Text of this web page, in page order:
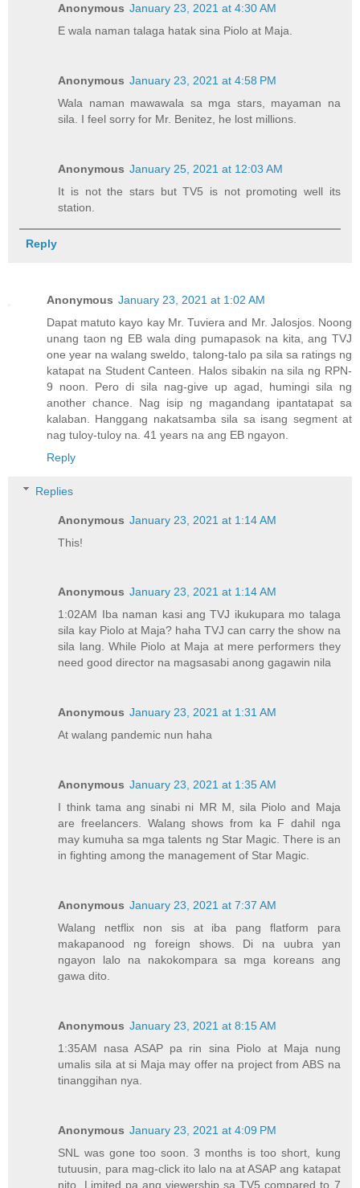
Anonymous January 23, 2021 at 4:30 AM
E wala naman talaga hatak sina Piolo at Maja.
Anonymous January 23, 2021 at 4:58 PM
Wala naman mawawala sa mga stars, mayaman na
sila. I feel sorry for Mr. Benitez, he lost millions.
Anonymous January 25, 2021 at 12:03 AM
It is not the stars but TV5 is not promoting well its
station.
Reply
Anonymous January 23, 2021 at 1:02 AM
Dapat matuto kayo kay Mr. Tuviera and Mr. Jalosjos. Noong
unang taon ng EB wala ding pumapasok na kita, ang TVJ
one year na walang sweldo, talong-talo pa sila sa ratings ng
katapat na Student Canteen. Halos sibakin na sila ng RPN-
9 noon. Pero di sila nag-give up agad, humingi sila ng
another chance. Nag isip ng magandang ipantatapat sa
kalaban. Hanggang nakatsamba sila sa isang segment at
nag tuloy-tuloy na. 41 years na ang EB ngayon.
Reply
Replies
Anonymous January 23, 2021 at 1:14 AM
This!
Anonymous January 23, 2021 at 1:14 AM
1:02AM Iba naman kasi ang TVJ ikukupara mo talaga
sila kay Piolo at Maja? haha TVJ can carry the show na
sila lang. While Piolo at Maja at mere performers they
need good director na magsasabi anong gagawin nila
Anonymous January 23, 2021 at 1:31 AM
At walang pandemic nun haha
Anonymous January 23, 2021 at 1:35 AM
I think tama ang sinabi ni MR M, sila Piolo and Maja
are freelancers. Walang shows from ka F dahil nga
may kumuha sa mga talents ng Star Magic. There is an
in fighting among the management of Star Magic.
Anonymous January 23, 2021 at 7:37 AM
Walang netflix non sis at iba pang flatform para
makapanood ng foreign shows. Di na uubra yan
ngayon lalo na nakokompara sa mga koreans ang
gawa dito.
Anonymous January 23, 2021 at 8:15 AM
1:35AM nasa ASAP pa rin sina Piolo at Maja nung
umalis sila at si Maja may offer na project from ABS na
tinanggihan nya.
Anonymous January 23, 2021 at 4:09 PM
SNL was gone too soon. 3 months is too short, kung
tutuusin, para mag-click ito lalo na at ASAP ang katapat
nito. Limited pa ang viewership sa TV5 compared to 7